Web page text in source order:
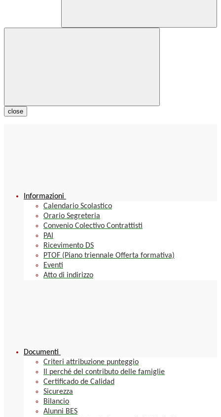
close
Informazioni
Calendario Scolastico
Orario Segreteria
Convenio Colectivo Contrattisti
PAI
Ricevimento DS
PTOF (Piano triennale Offerta formativa)
Eventi
Atto di indirizzo
Documenti
Criteri attribuzione punteggio
Il perché del contributo delle famiglie
Certificado de Calidad
Sicurezza
Bilancio
Alunni BES